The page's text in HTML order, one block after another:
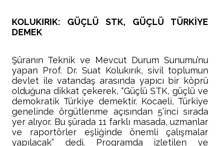
KOLUKIRIK: GÜÇLÜ STK, GÜÇLÜ TÜRKİYE
DEMEK
Şûranın Teknik ve Mevcut Durum Sunumu’nu
yapan Prof. Dr. Suat Kolukırık, sivil toplumun
devlet ile vatandaş arasında yapıcı bir köprü
olduğuna dikkat çekerek, “Güçlü STK, güçlü ve
demokratik Türkiye demektir. Kocaeli, Türkiye
genelinde örgütlenme açısından 5’inci sırada
yer alıyor. Bu şûrada 11 farklı masada, uzmanlar
ve raportörler eşliğinde önemli çalışmalar
yapılacak” dedi. Programda izletilen ve